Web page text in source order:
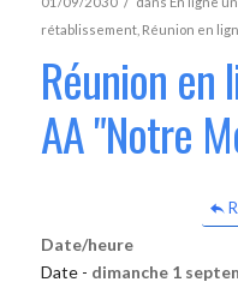
rétablissement, Réunion en
Réunion en
AA "Notre
Date/heure
Date - dimanche 1